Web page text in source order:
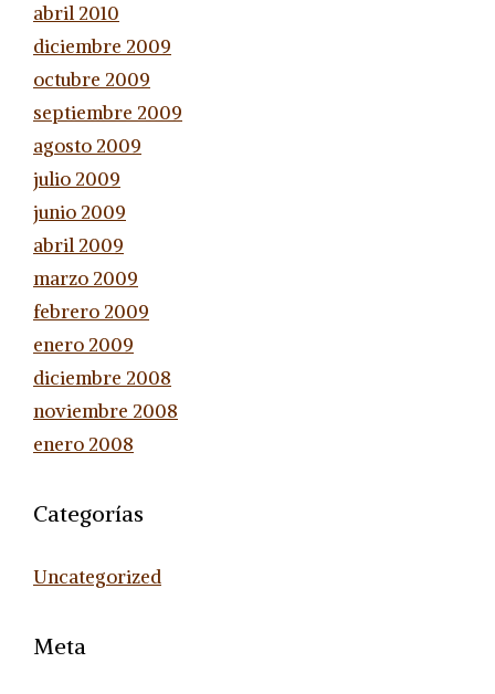
abril 2010
diciembre 2009
octubre 2009
septiembre 2009
agosto 2009
julio 2009
junio 2009
abril 2009
marzo 2009
febrero 2009
enero 2009
diciembre 2008
noviembre 2008
enero 2008
Categorías
Uncategorized
Meta